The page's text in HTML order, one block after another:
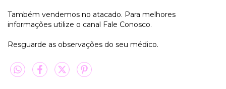
Também vendemos no atacado. Para melhores
informações utilize o canal Fale Conosco.
Resguarde as observações do seu médico.